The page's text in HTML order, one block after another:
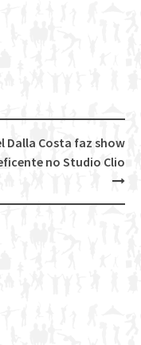
Dalla Costa faz show
no Studio Clio